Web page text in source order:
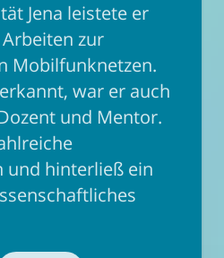
Jena leistete er
zur
Mobilfunknetzen.
war er auch
und Mentor.
und hinterließ ein